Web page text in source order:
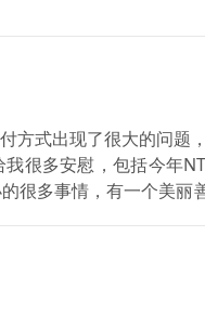
式出现了很大的问题
很多安慰，包括今年
很多事情，有一个美